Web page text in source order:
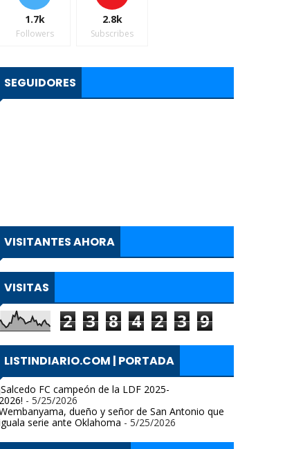
1.7k
Followers
2.8k
Subscribes
SEGUIDORES
VISITANTES AHORA
VISITAS
2 3 8 4 2 3 9
LISTINDIARIO.COM | PORTADA
FC campeón de la LDF 2025-
2026! - 5/25/2026
dueño y señor de San Antonio que
serie ante Oklahoma - 5/25/2026